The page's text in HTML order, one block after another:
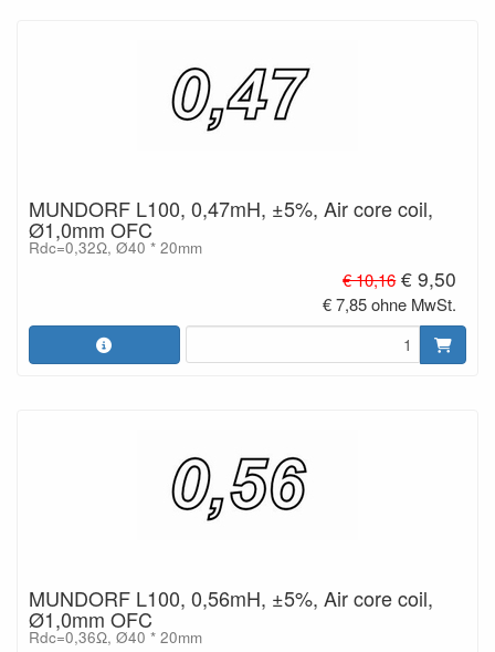
MUNDORF L100, 0,47mH, ±5%, Air core coil,
Ø1,0mm OFC
Rdc=0,32Ω, Ø40 * 20mm
€ 10,16 € 9,50
€ 7,85 ohne MwSt.
MUNDORF L100, 0,56mH, ±5%, Air core coil,
Ø1,0mm OFC
Rdc=0,36Ω, Ø40 * 20mm